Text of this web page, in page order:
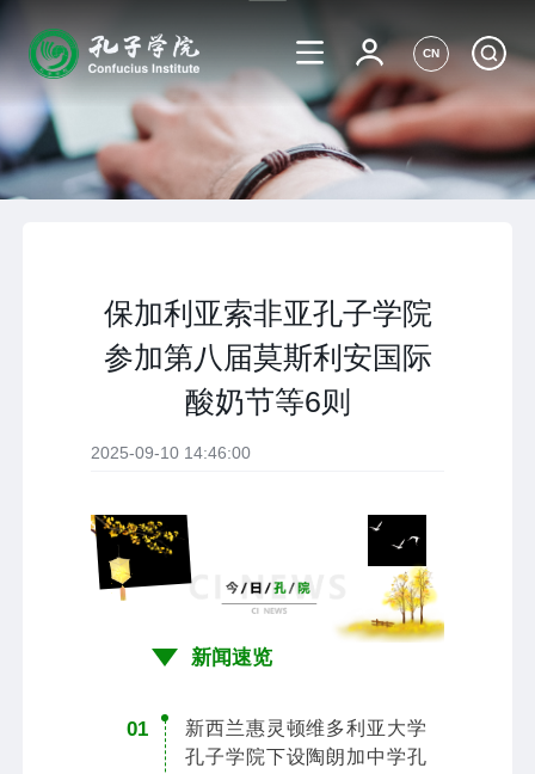
CN
保加利亚索非亚孔子学院
参加第八届莫斯利安国际
酸奶节等6则
2025-09-10 14:46:00
新闻速览
01
新西兰惠灵顿维多利亚大学
孔子学院下设陶朗加中学孔